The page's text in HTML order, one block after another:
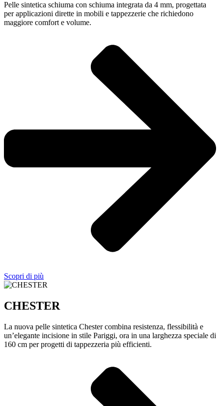
Pelle sintetica schiuma con schiuma integrata da 4 mm, progettata
per applicazioni dirette in mobili e tappezzerie che richiedono
maggiore comfort e volume.
Scopri di più
CHESTER
La nuova pelle sintetica Chester combina resistenza, flessibilità e
un’elegante incisione in stile Pariggi, ora in una larghezza speciale di
160 cm per progetti di tappezzeria più efficienti.